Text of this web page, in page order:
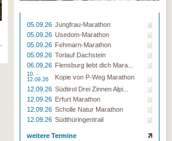
05.09.26 Jungfrau-Marathon
05.09.26 Usedom-Marathon
05.09.26 Fehmarn-Marathon
05.09.26 Torlauf Dachstein
06.09.26 Flensburg liebt dich Mara...
10. -
12.09.26
Kopie von P-Weg Marathon
12.09.26 Südtirol Drei Zinnen Alpi...
12.09.26 Erfurt Marathon
12.09.26 Scholle Natur Marathon
12.09.26 Südthüringentrail
weitere Termine